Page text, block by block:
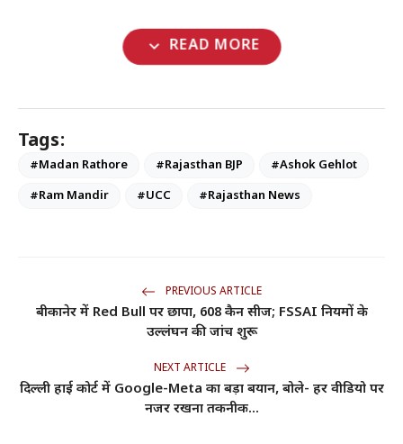
expand_more READ MORE
Tags:
#Madan Rathore #Rajasthan BJP
#Ashok Gehlot
#Ram Mandir
#UCC #Rajasthan News
PREVIOUS ARTICLE
बीकानेर में Red Bull पर छापा, 608 कैन सीज; FSSAI नियमों के
उल्लंघन की जांच शुरू
NEXT ARTICLE
दिल्ली हाई कोर्ट में Google-Meta का बड़ा बयान, बोले- हर वीडियो पर
नजर रखना तकनीक...